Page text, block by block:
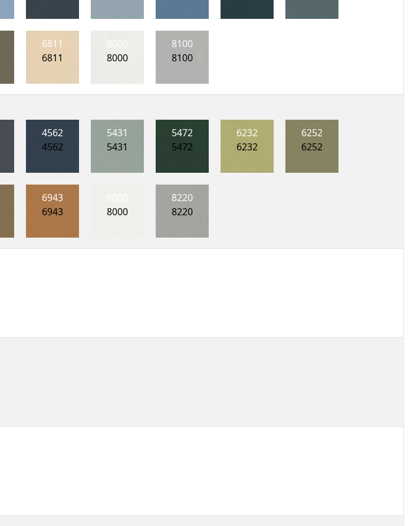
6811
6811
8000
8000
8100
8100
4562
4562
5431
5431
5472
5472
6232
6232
6252
6252
6943
6943
8000
8220
8220